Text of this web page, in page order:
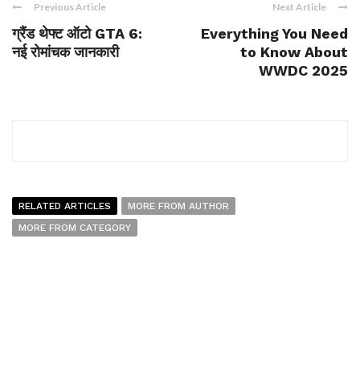
Previous Article
ग्रैंड थेफ्ट ऑटो GTA 6:
नई रोमांचक जानकारी
Next Article
Everything You Need
to Know About
WWDC 2025
RELATED ARTICLES
MORE FROM AUTHOR
MORE FROM CATEGORY